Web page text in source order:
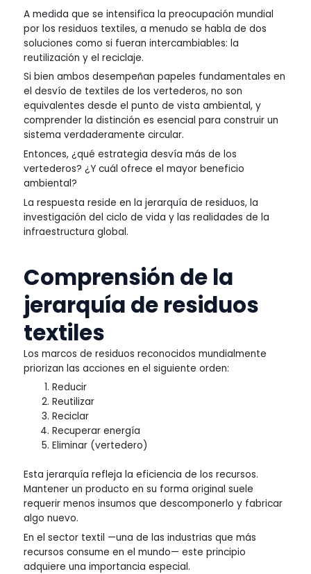
A medida que se intensifica la preocupación mundial
por los residuos textiles, a menudo se habla de dos
soluciones como si fueran intercambiables: la
reutilización y el reciclaje.
Si bien ambos desempeñan papeles fundamentales en
el desvío de textiles de los vertederos, no son
equivalentes desde el punto de vista ambiental, y
comprender la distinción es esencial para construir un
sistema verdaderamente circular.
Entonces, ¿qué estrategia desvía más de los
vertederos? ¿Y cuál ofrece el mayor beneficio
ambiental?
La respuesta reside en la jerarquía de residuos, la
investigación del ciclo de vida y las realidades de la
infraestructura global.
Comprensión de la
jerarquía de residuos
textiles
Los marcos de residuos reconocidos mundialmente
priorizan las acciones en el siguiente orden:
Reducir
Reutilizar
Reciclar
Recuperar energía
Eliminar (vertedero)
Esta jerarquía refleja la eficiencia de los recursos.
Mantener un producto en su forma original suele
requerir menos insumos que descomponerlo y fabricar
algo nuevo.
En el sector textil —una de las industrias que más
recursos consume en el mundo— este principio
adquiere una importancia especial.